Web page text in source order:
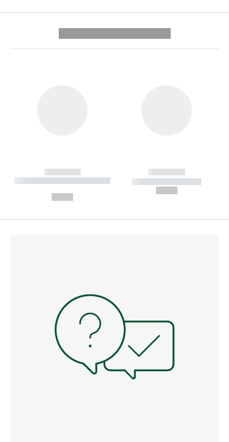
------------
----------- ----------- --------
------------
----------- -----------